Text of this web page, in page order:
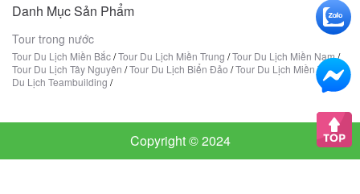
Danh Mục Sản Phẩm
Tour trong nước
Tour Du Lịch Miền Bắc/Tour Du Lịch Miền Trung /Tour Du Lịch Miền Nam/
Tour Du Lịch Tây Nguyên /Tour Du Lịch Biển Đảo /Tour Du Lịch Miền Tây/
Du Lịch Teambuilding /
Copyright © 2024